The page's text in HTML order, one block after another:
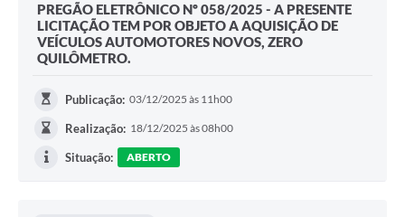
PREGÃO ELETRÔNICO Nº 058/2025 - A PRESENTE
LICITAÇÃO TEM POR OBJETO A AQUISIÇÃO DE
VEÍCULOS AUTOMOTORES NOVOS, ZERO
QUILÔMETRO.
Publicação: 03/12/2025 às 11h00
Realização: 18/12/2025 às 08h00
Situação: ABERTO